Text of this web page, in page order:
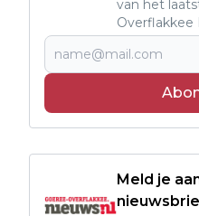
van het
Overflakkee
Meld je